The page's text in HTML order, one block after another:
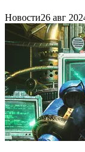
Новости26 авг